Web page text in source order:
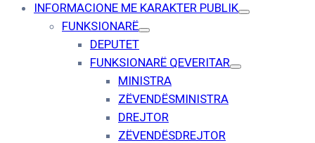
INFORMACIONE ME KARAKTER PUBLIK
FUNKSIONARË
DEPUTET
FUNKSIONARË QEVERITAR
MINISTRA
ZËVENDËSMINISTRA
DREJTOR
ZËVENDËSDREJTOR